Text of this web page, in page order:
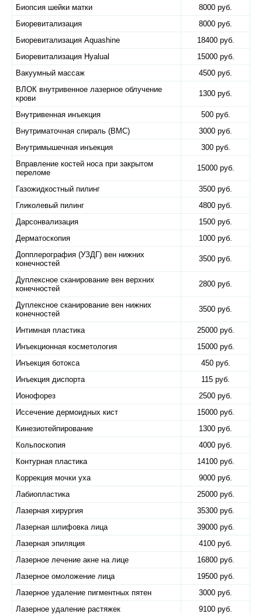
Биопсия шейки матки
8000 руб.
Биоревитализация
8000 руб.
Биоревитализация Aquashine
18400 руб.
Биоревитализация Hyalual
15000 руб.
Вакуумный массаж
4500 руб.
ВЛОК внутривенное лазерное облучение
крови
1300 руб.
Внутривенная инъекция
500 руб.
Внутриматочная спираль (ВМС)
3000 руб.
Внутримышечная инъекция
300 руб.
Вправление костей носа при закрытом
переломе
15000 руб.
Газожидкостный пилинг
3500 руб.
Гликолевый пилинг
4800 руб.
Дарсонвализация
1500 руб.
Дерматоскопия
1000 руб.
Допплерография (УЗДГ) вен нижних
конечностей
3500 руб.
Дуплексное сканирование вен верхних
конечностей
2800 руб.
Дуплексное сканирование вен нижних
конечностей
3500 руб.
Интимная пластика
25000 руб.
Инъекционная косметология
15000 руб.
Инъекция ботокса
450 руб.
Инъекция диспорта
115 руб.
Ионофорез
2500 руб.
Иссечение дермоидных кист
15000 руб.
Кинезиотейпирование
1300 руб.
Кольпоскопия
4000 руб.
Контурная пластика
14100 руб.
Коррекция мочки уха
9000 руб.
Лабиопластика
25000 руб.
Лазерная хирургия
35300 руб.
Лазерная шлифовка лица
39000 руб.
Лазерная эпиляция
4100 руб.
Лазерное лечение акне на лице
16800 руб.
Лазерное омоложение лица
19500 руб.
Лазерное удаление пигментных пятен
3000 руб.
Лазерное удаление растяжек
9100 руб.